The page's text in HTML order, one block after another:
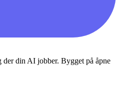
din AI jobber. Bygget på åpne